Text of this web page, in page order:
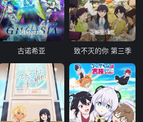
更新至21集
古诺希亚
更新至18集
致不灭的你 第三季